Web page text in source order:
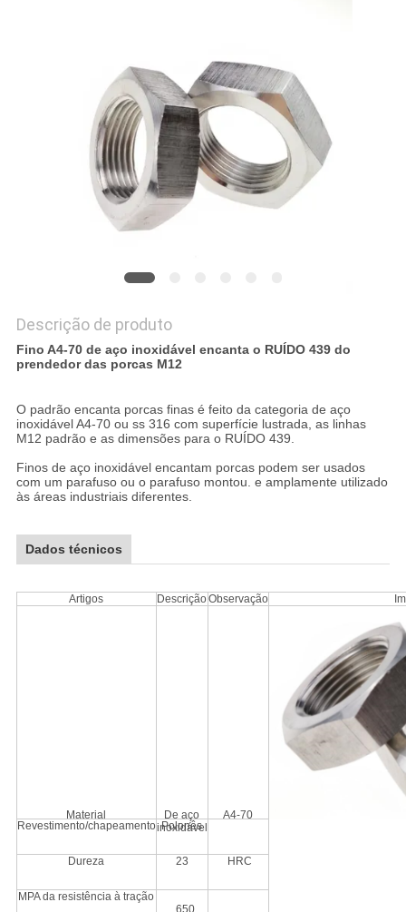
Descrição de produto
Fino A4-70 de aço inoxidável encanta o RUÍDO 439 do
prendedor das porcas M12
O padrão encanta porcas finas é feito da categoria de aço
inoxidável A4-70 ou ss 316 com superfície lustrada, as linhas
M12 padrão e as dimensões para o RUÍDO 439.
Finos de aço inoxidável encantam porcas podem ser usados
com um parafuso ou o parafuso montou. e amplamente utilizado
às áreas industriais diferentes.
Dados técnicos
Artigos DescriçãoObservação
Material
De aço
inoxidável
A4-70
Revestimento/chapeamento Polonês
Dureza 23 HRC
MPA da resistência à tração